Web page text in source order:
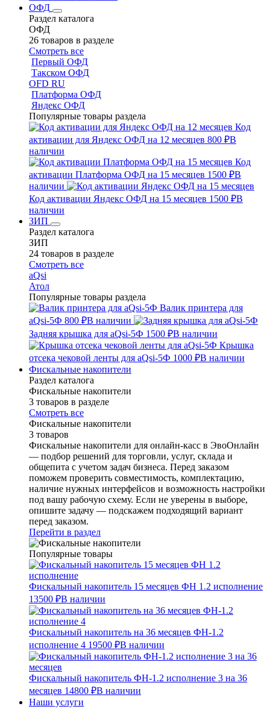
ОФД
Раздел каталога
ОФД
26 товаров в разделе
Смотреть все
Первый ОФД
Такском ОФД
OFD RU
Платформа ОФД
Яндекс ОФД
Популярные товары раздела
Код
активации для Яндекс ОФД на 12 месяцев 800 ₽В
наличии
Код
активации Платформа ОФД на 15 месяцев 1500 ₽В
наличии
Код активации Яндекс ОФД на 15 месяцев 1500 ₽В
наличии
ЗИП
Раздел каталога
ЗИП
24 товаров в разделе
Смотреть все
aQsi
Атол
Популярные товары раздела
Валик принтера для
aQsi-5Ф 800 ₽В наличии
Задняя крышка для aQsi-5Ф 1500 ₽В наличии
Крышка
отсека чековой ленты для aQsi-5Ф 1000 ₽В наличии
Фискальные накопители
Раздел каталога
Фискальные накопители
3 товаров в разделе
Смотреть все
Фискальные накопители
3 товаров
Фискальные накопители для онлайн-касс в ЭвоОнлайн
— подбор решений для торговли, услуг, склада и
общепита с учетом задач бизнеса. Перед заказом
поможем проверить совместимость, комплектацию,
наличие нужных интерфейсов и возможность настройки
под вашу рабочую схему. Если не уверены в выборе,
опишите задачу — подскажем подходящий вариант
перед заказом.
Перейти в раздел
Популярные товары
Фискальный накопитель 15 месяцев ФН 1.2 исполнение
13500 ₽В наличии
Фискальный накопитель на 36 месяцев ФН-1.2
исполнение 4 19500 ₽В наличии
Фискальный накопитель ФН-1.2 исполнение 3 на 36
месяцев 14800 ₽В наличии
Наши услуги